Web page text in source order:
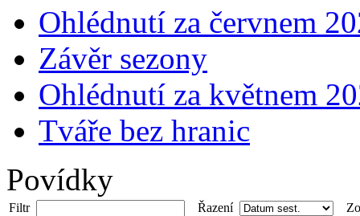
Ohlédnutí za červnem
Závěr sezony
Ohlédnutí za květnem
Tváře bez hranic
Povídky
Filtr Řazení